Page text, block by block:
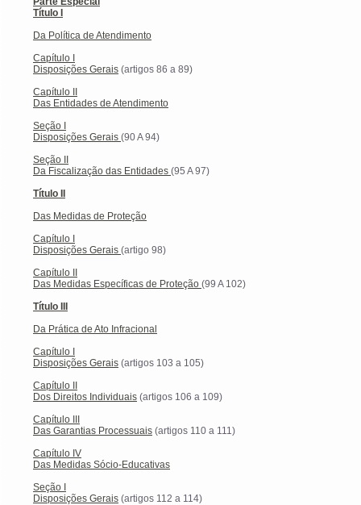
Título I
Da Política de Atendimento
Capítulo I
Disposições Gerais (artigos 86 a 89)
Capítulo II
Das Entidades de Atendimento
Seção I
Disposições Gerais (90 A 94)
Seção II
Da Fiscalização das Entidades (95 A 97)
Título II
Das Medidas de Proteção
Capítulo I
Disposições Gerais (artigo 98)
Capítulo II
Das Medidas Específicas de Proteção (99 A 102)
Título III
Da Prática de Ato Infracional
Capítulo I
Disposições Gerais (artigos 103 a 105)
Capítulo II
Dos Direitos Individuais (artigos 106 a 109)
Capítulo III
Das Garantias Processuais (artigos 110 a 111)
Capítulo IV
Das Medidas Sócio-Educativas
Seção I
Disposições Gerais (artigos 112 a 114)